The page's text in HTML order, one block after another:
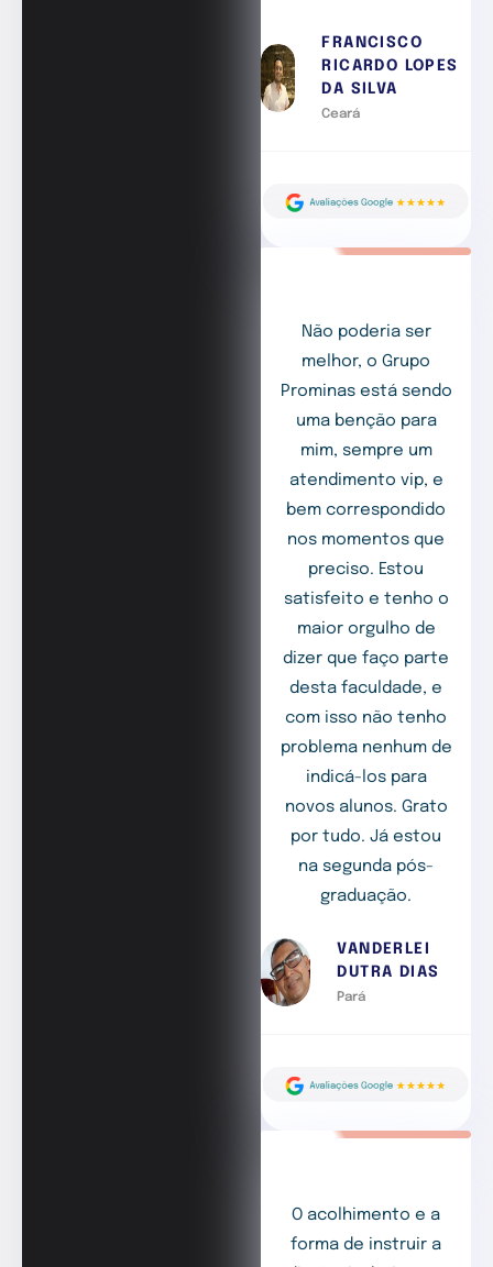
FRANCISCO
RICARDO LOPES
DA SILVA
Ceará
Não poderia ser
melhor, o Grupo
Prominas está sendo
uma benção para
mim, sempre um
atendimento vip, e
bem correspondido
nos momentos que
preciso. Estou
satisfeito e tenho o
maior orgulho de
dizer que faço parte
desta faculdade, e
com isso não tenho
problema nenhum de
indicá-los para
novos alunos. Grato
por tudo. Já estou
na segunda pós-
graduação.
VANDERLEI
DUTRA DIAS
Pará
O acolhimento e a
forma de instruir a